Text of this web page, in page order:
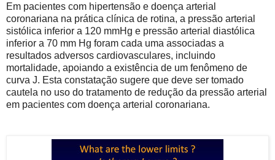
Em pacientes com hipertensão e doença arterial
coronariana na prática clínica de rotina, a pressão arterial
sistólica inferior a 120 mmHg e pressão arterial diastólica
inferior a 70 mm Hg foram cada uma associadas a
resultados adversos cardiovasculares, incluindo
mortalidade, apoiando a existência de um fenômeno de
curva J. Esta constatação sugere que deve ser tomado
cautela no uso do tratamento de redução da pressão arterial
em pacientes com doença arterial coronariana.